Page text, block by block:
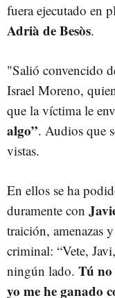
fuera ejecutado en
Adrià de Besòs.
"Salió convencido
Israel Moreno,
que la víctima le
algo”. Audios que
vistas.
En ellos se ha
duramente con
traición, amenazas
criminal: “Vete,
ningún lado. Tú no
yo me he ganado